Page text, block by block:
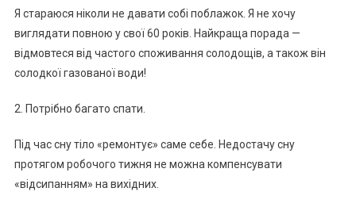
Я стараюся ніколи не давати собі поблажок. Я не хочу
виглядати повною у свої 60 років. Найкраща порада —
відмовтеся від частого споживання солодощів, а також він
солодкої газованої води!
2. Потрібно багато спати.
Під час сну тіло «ремонтує» саме себе. Недостачу сну
протягом робочого тижня не можна компенсувати
«відсипанням» на вихідних.